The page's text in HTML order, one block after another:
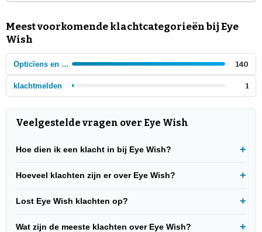
Meest voorkomende klachtcategorieën bij Eye
Wish
Opticïens en brillen 140
klachtmelden 1
Veelgestelde vragen over Eye Wish
Hoe dien ik een klacht in bij Eye Wish?
Hoeveel klachten zijn er over Eye Wish?
Lost Eye Wish klachten op?
Wat zijn de meeste klachten over Eye Wish?